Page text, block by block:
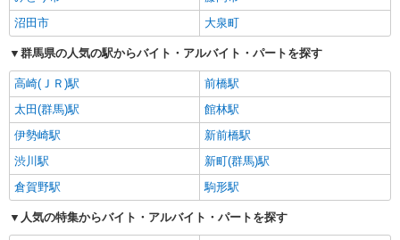
沼田市
大泉町
群馬県の人気の駅からバイト・アルバイト・パートを探す
高崎(ＪＲ)駅
前橋駅
太田(群馬)駅
館林駅
伊勢崎駅
新前橋駅
渋川駅
新町(群馬)駅
倉賀野駅
駒形駅
人気の特集からバイト・アルバイト・パートを探す